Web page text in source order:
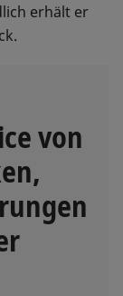
erhält er
von